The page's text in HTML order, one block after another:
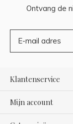
Ontvang de
Klantenservice
Mijn account